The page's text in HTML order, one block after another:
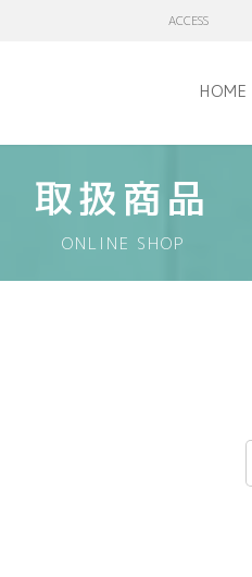
ACCESS
HOME
取扱商品
ONLINE SHOP